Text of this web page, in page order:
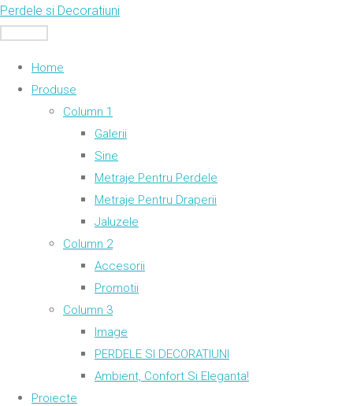
Skip
Perdele si Decoratiuni
Home
Produse
Column 1
Galerii
Sine
Metraje Pentru Perdele
Metraje Pentru Draperii
Jaluzele
Column 2
Accesorii
Promotii
Column 3
Image
PERDELE SI DECORATIUNI
Ambient, Confort Si Eleganta!
Proiecte